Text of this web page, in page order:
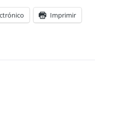
Imprimir